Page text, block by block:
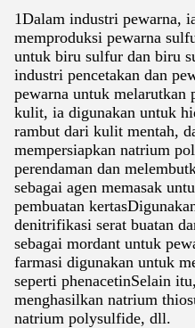
1Dalam industri pewarna,
memproduksi pewarna
untuk biru sulfur dan biru
industri pencetakan dan
pewarna untuk melarutkan
kulit, ia digunakan untuk
rambut dari kulit mentah,
mempersiapkan natrium
perendaman dan
sebagai agen memasak
pembuatan
denitrifikasi serat buatan
sebagai mordant untuk
farmasi digunakan untuk
seperti phenacetinSelain
menghasilkan natrium
natrium polysulfide, dll.